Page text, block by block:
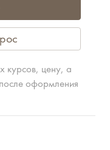
курсов, цену, а
оформления